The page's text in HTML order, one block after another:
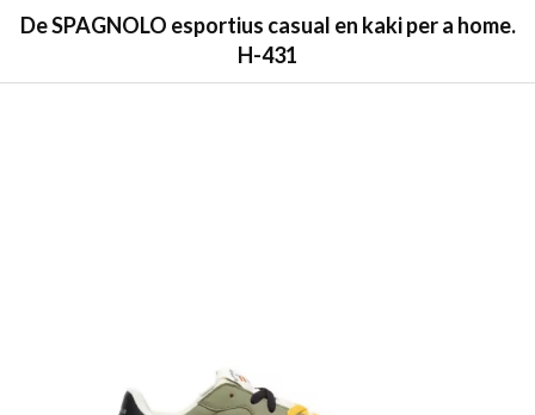
De SPAGNOLO esportius casual en kaki per a home.
H-431